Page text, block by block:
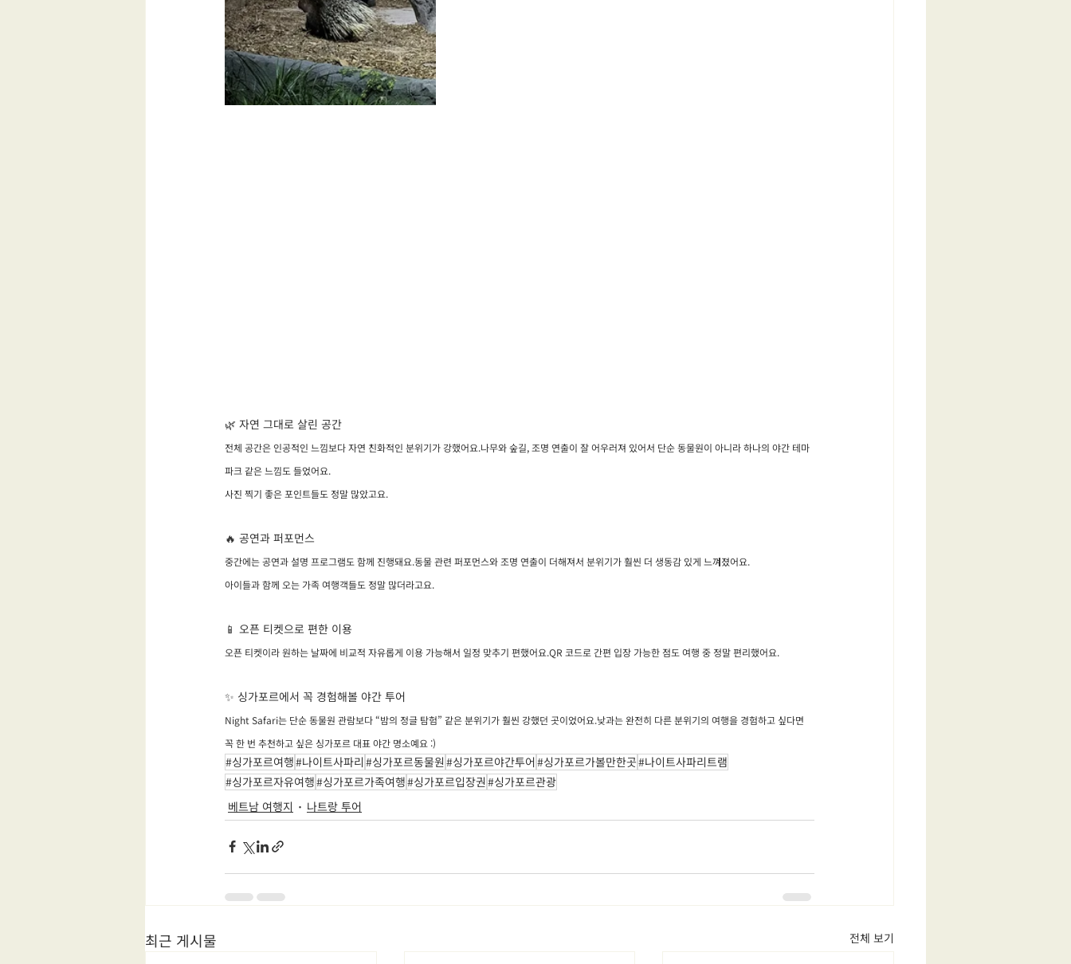
🌿 자연 그대로 살린 공간
전체 공간은 인공적인 느낌보다 자연 친화적인 분위기가 강했어요.나무와 숲길, 조명 연출이 잘 어우러져 있어서 단순 동물원이 아니라 하나의 야간 테마
파크 같은 느낌도 들었어요.
사진 찍기 좋은 포인트들도 정말 많았고요.
🔥 공연과 퍼포먼스
중간에는 공연과 설명 프로그램도 함께 진행돼요.동물 관련 퍼포먼스와 조명 연출이 더해져서 분위기가 훨씬 더 생동감 있게 느껴졌어요.
아이들과 함께 오는 가족 여행객들도 정말 많더라고요.
📱 오픈 티켓으로 편한 이용
오픈 티켓이라 원하는 날짜에 비교적 자유롭게 이용 가능해서 일정 맞추기 편했어요.QR 코드로 간편 입장 가능한 점도 여행 중 정말 편리했어요.
✨ 싱가포르에서 꼭 경험해볼 야간 투어
Night Safari는 단순 동물원 관람보다 “밤의 정글 탐험” 같은 분위기가 훨씬 강했던 곳이었어요.낮과는 완전히 다른 분위기의 여행을 경험하고 싶다면
꼭 한 번 추천하고 싶은 싱가포르 대표 야간 명소예요 :)
#싱가포르여행#나이트사파리 #싱가포르동물원 #싱가포르야간투어#싱가포르가볼만한곳#나이트사파리트램
#싱가포르자유여행#싱가포르가족여행#싱가포르입장권 #싱가포르관광
베트남 여행지
나트랑 투어
최근 게시물 전체 보기